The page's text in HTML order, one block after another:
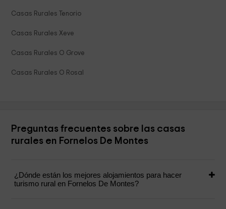
Casas Rurales Tenorio
Casas Rurales Xeve
Casas Rurales O Grove
Casas Rurales O Rosal
Preguntas frecuentes sobre las casas
rurales en Fornelos De Montes
¿Dónde están los mejores alojamientos para hacer
turismo rural en Fornelos De Montes?